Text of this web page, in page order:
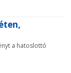
a hatoslottó